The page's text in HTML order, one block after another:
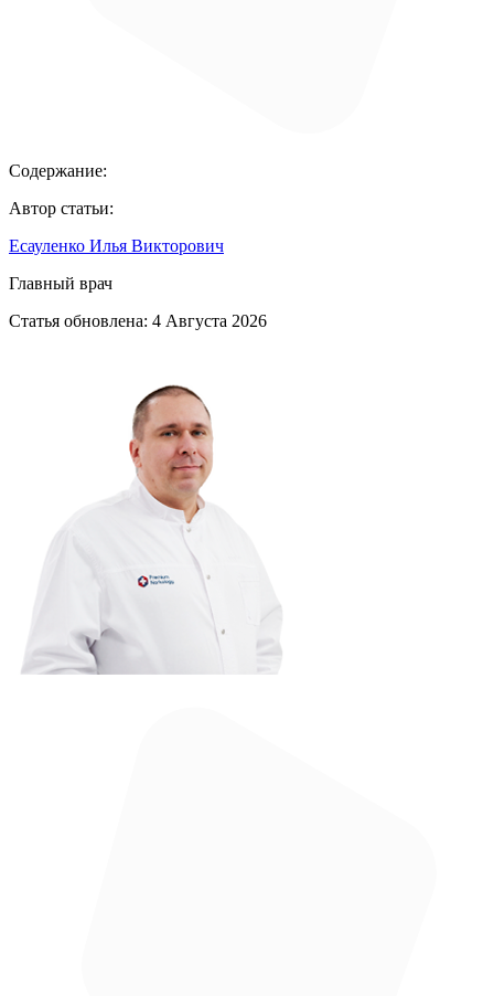
Содержание:
Автор статьи:
Есауленко Илья Викторович
Главный врач
Статья обновлена: 4 Августа 2026